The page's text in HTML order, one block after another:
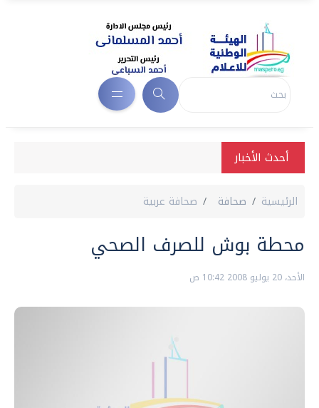
أحدث الأخبار
الرئيسية صحافة صحافة عربية
محطة بوش للصرف الصحي
الأحد، 20 يوليو 2008 10:42 ص